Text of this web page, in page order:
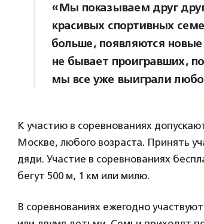
«Мы показываем друг
красивых спортивных
больше, появляются
не бывает проигравших,
мы все уже выиграли
К участию в соревнованиях
Москве, любого возраста. Принять
дяди. Участие в соревнованиях
бегут 500 м, 1 км или милю.
В соревнованиях ежегодно